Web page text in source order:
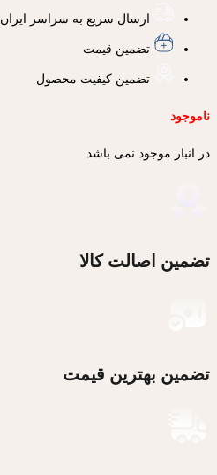
ارسال سریع به سراسر ایران
تضمین قیمت
تضمین کیفیت محصول
ناموجود
در انبار موجود نمی باشد
تضمین اصالت کالا
تضمین بهترین قیمت